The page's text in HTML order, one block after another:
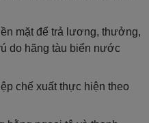
mặt để trả lương, thưởng,
do hãng tàu biển nước
chế xuất thực hiện theo